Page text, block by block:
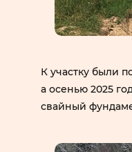
К участку были
а осенью 2025
свайный